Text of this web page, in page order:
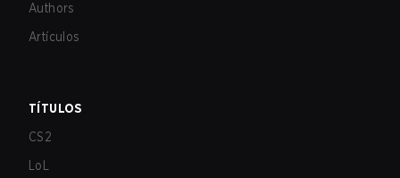
Authors
Artículos
TÍTULOS
CS2
LoL